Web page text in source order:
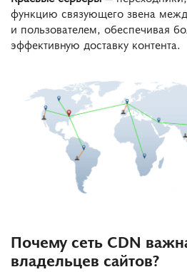
функцию связующего звена
и пользователем, обеспечивая
эффективную доставку контента.
Почему сеть CDN
владельцев сайтов?